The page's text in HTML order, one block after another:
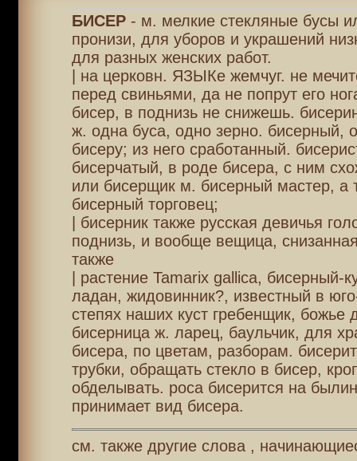
БИСЕР- м. мелкие стекляные бусы
пронизи, для уборов и украшений
для разных женских работ.
| на церковн. ЯЗЫКе жемчуг. не
перед свиньями, да не попрут его
бисер, в поднизь не снижешь.
ж. одна буса, одно зерно. бисерный,
бисеру; из него сработанный.
бисерчатый, в роде бисера, с ним
или бисерщик м. бисерный мастер, а
бисерный торговец;
| бисерник также русская девичья
поднизь, и вообще вещица,
также
| растение Tamarix gallica, бисерный-
ладан, жидовинник?, известный в
степях наших куст гребенщик, божье
бисерница ж. ларец, баульчик, для
бисера, по цветам, разборам.
трубки, обращать стекло в бисер,
обделывать. роса бисерится на
принимает вид бисера.
см. также другие слова ,